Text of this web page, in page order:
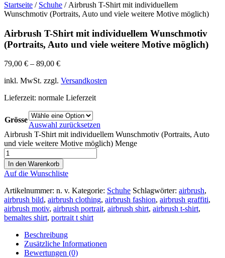
Startseite / Schuhe / Airbrush T-Shirt mit individuellem
Wunschmotiv (Portraits, Auto und viele weitere Motive möglich)
Airbrush T-Shirt mit individuellem Wunschmotiv
(Portraits, Auto und viele weitere Motive möglich)
79,00 € – 89,00 €
inkl. MwSt. zzgl. Versandkosten
Lieferzeit: normale Lieferzeit
Grösse
Auswahl zurücksetzen
Airbrush T-Shirt mit individuellem Wunschmotiv (Portraits, Auto
und viele weitere Motive möglich) Menge
In den Warenkorb
Auf die Wunschliste
Artikelnummer: n. v. Kategorie: Schuhe Schlagwörter: airbrush,
airbrush bild, airbrush clothing, airbrush fashion, airbrush graffiti,
airbrush motiv, airbrush portrait, airbrush shirt, airbrush t-shirt,
bemaltes shirt, portrait t shirt
Beschreibung
Zusätzliche Informationen
Bewertungen (0)